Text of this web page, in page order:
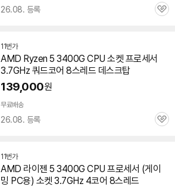
26.08. 등록
관
11번가
AMD Ryzen 5 3400G CPU 소켓 프로세서
3.7GHz 쿼드코어 8스레드 데스크탑
139,000원
무료배송
26.08. 등록
관
11번가
AMD 라이젠 5 3400G CPU 프로세서 (게이
밍 PC용) 소켓 3.7GHz 4코어 8스레드